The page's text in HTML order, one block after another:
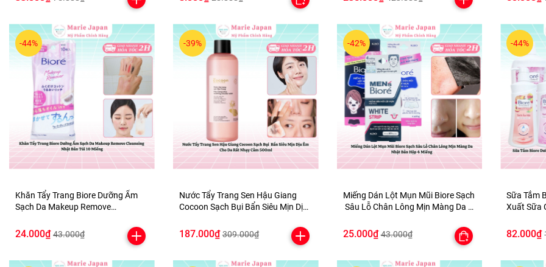
-44%
Khăn Tẩy Trang Biore Dưỡng Ẩm
Sạch Da Makeup Remove
24.000₫ 43.000₫
-39%
Nước Tẩy Trang Sen Hậu Giang
Cocoon Sạch Bụi Bẩn Siêu Mịn Dịu
187.000₫ 309.000₫
-42%
Miếng Dán Lột Mụn Mũi Biore Sạch
Sâu Lỗ Chân Lông Mịn Màng Da N
25.000₫ 43.000₫
-44%
Sữa Tắm
Xuất Sữa
82.000₫